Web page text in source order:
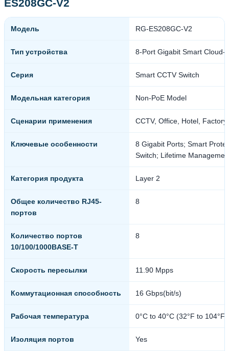
ES208GC-V2
Модель RG-ES208GC-V2
Тип устройства 8-Port Gigabit Smart Cloud-
Серия Smart CCTV Switch
Модельная категория Non-PoE Model
Сценарии применения CCTV, Office, Hotel,
Ключевые особенности
8 Gigabit Ports; Smart
Switch; Lifetime
Категория продукта Layer 2
Общее количество RJ45-
портов
8
Количество портов
10/100/1000BASE-T
8
Скорость пересылки 11.90 Mpps
Коммутационная способность 16 Gbps(bit/s)
Рабочая температура 0°C to 40°C (32°F to 104°F)
Изоляция портов Yes